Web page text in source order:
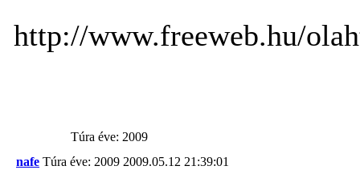
http://www.freeweb.hu/
Túra éve: 2009
nafe Túra éve: 2009 2009.05.12 21:39:01